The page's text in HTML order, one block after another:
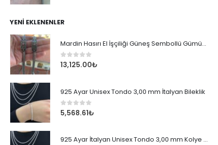
YENI EKLENENLER
Mardin Hasırı El İşçiliği Güneş Sembollü Gümüş Erkek Bileklik
0out of 5
13,125.00₺
925 Ayar Unisex Tondo 3,00 mm İtalyan Bileklik
0 out of 5
5,568.61₺
925 Ayar İtalyan Unisex Tondo 3,00 mm Kolye Zincir